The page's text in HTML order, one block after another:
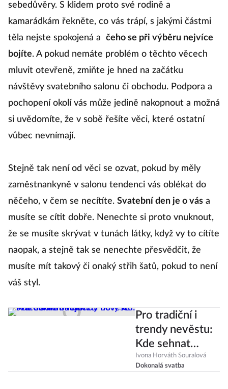
sebedůvěry. S klidem proto své rodině a
kamarádkám řekněte, co vás trápí, s jakými částmi
těla nejste spokojená a
čeho se při výběru nejvíce
bojíte. A pokud nemáte problém o těchto věcech
mluvit otevřeně, zmiňte je hned na začátku
návštěvy svatebního salonu či obchodu. Podpora a
pochopení okolí vás může jedině nakopnout a možná
si uvědomíte, že v sobě řešíte věci, které ostatní
vůbec nevnímají.
Stejně tak není od věci se ozvat, pokud by měly
zaměstnankyně v salonu tendenci vás oblékat do
něčeho, v čem se necítíte. Svatební den je o vás a
musíte se cítit dobře. Nenechte si proto vnuknout,
že se musíte skrývat v tunách látky, když vy to cítíte
naopak, a stejně tak se nenechte přesvědčit, že
musíte mít takový či onaký střih šatů, pokud to není
váš styl.
Pro tradiční i
trendy nevěstu:
Kde sehnat
nejhezčí boty ke
svatebním
Ivona Horváth Souralová
Dokonalá svatba